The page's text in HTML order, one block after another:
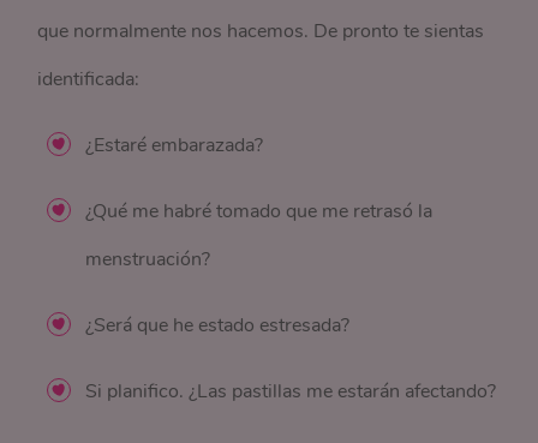
que normalmente nos hacemos. De pronto te sientas
identificada:
¿Estaré embarazada?
¿Qué me habré tomado que me retrasó la
menstruación?
¿Será que he estado estresada?
Si planifico. ¿Las pastillas me estarán afectando?